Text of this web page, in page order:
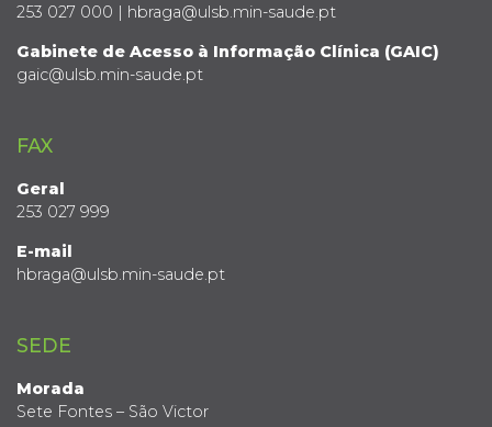
253 027 000 | hbraga@ulsb.min-saude.pt
Gabinete de Acesso à Informação Clínica (GAIC)
gaic@ulsb.min-saude.pt
FAX
Geral
253 027 999
E-mail
hbraga@ulsb.min-saude.pt
SEDE
Morada
Sete Fontes – São Victor